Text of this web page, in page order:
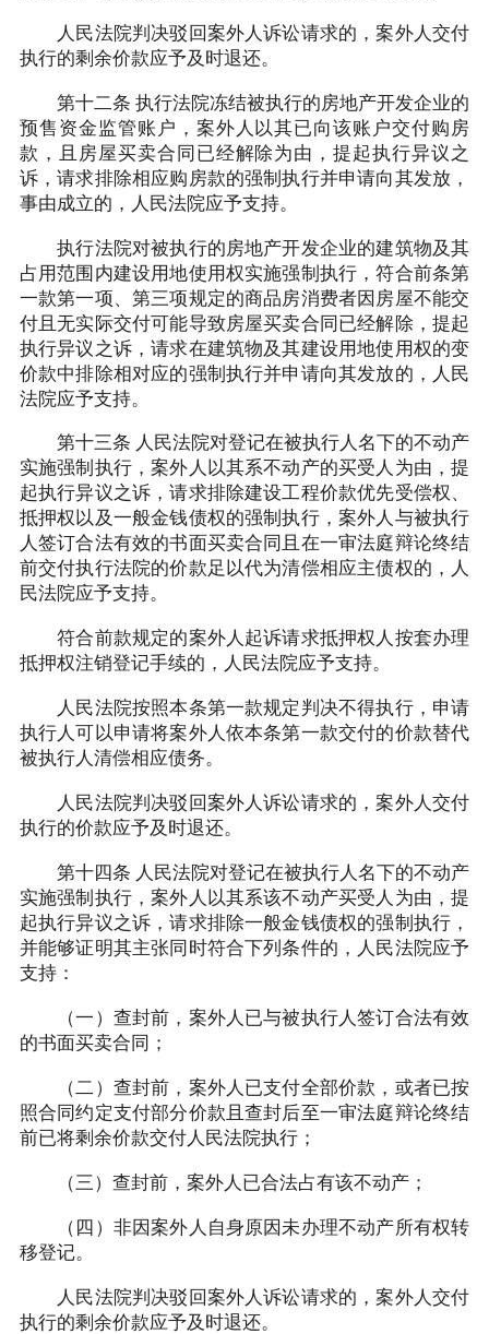
人民法院判决驳回案外人诉讼请求的，案外人交付
执行的剩余价款应予及时退还。
第十二条 执行法院冻结被执行的房地产开发企业的
预售资金监管账户，案外人以其已向该账户交付购房
款，且房屋买卖合同已经解除为由，提起执行异议之
诉，请求排除相应购房款的强制执行并申请向其发放，
事由成立的，人民法院应予支持。
执行法院对被执行的房地产开发企业的建筑物及其
占用范围内建设用地使用权实施强制执行，符合前条第
一款第一项、第三项规定的商品房消费者因房屋不能交
付且无实际交付可能导致房屋买卖合同已经解除，提起
执行异议之诉，请求在建筑物及其建设用地使用权的变
价款中排除相对应的强制执行并申请向其发放的，人民
法院应予支持。
第十三条 人民法院对登记在被执行人名下的不动产
实施强制执行，案外人以其系不动产的买受人为由，提
起执行异议之诉，请求排除建设工程价款优先受偿权、
抵押权以及一般金钱债权的强制执行，案外人与被执行
人签订合法有效的书面买卖合同且在一审法庭辩论终结
前交付执行法院的价款足以代为清偿相应主债权的，人
民法院应予支持。
符合前款规定的案外人起诉请求抵押权人按套办理
抵押权注销登记手续的，人民法院应予支持。
人民法院按照本条第一款规定判决不得执行，申请
执行人可以申请将案外人依本条第一款交付的价款替代
被执行人清偿相应债务。
人民法院判决驳回案外人诉讼请求的，案外人交付
执行的价款应予及时退还。
第十四条 人民法院对登记在被执行人名下的不动产
实施强制执行，案外人以其系该不动产买受人为由，提
起执行异议之诉，请求排除一般金钱债权的强制执行，
并能够证明其主张同时符合下列条件的，人民法院应予
支持：
（一）查封前，案外人已与被执行人签订合法有效
的书面买卖合同；
（二）查封前，案外人已支付全部价款，或者已按
照合同约定支付部分价款且查封后至一审法庭辩论终结
前已将剩余价款交付人民法院执行；
（三）查封前，案外人已合法占有该不动产；
（四）非因案外人自身原因未办理不动产所有权转
移登记。
人民法院判决驳回案外人诉讼请求的，案外人交付
执行的剩余价款应予及时退还。